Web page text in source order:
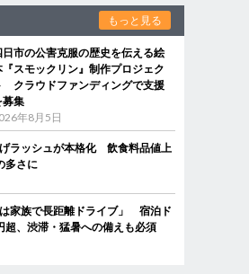
もっと見る
日市の公害克服の歴史を伝える絵
『スモックリン』制作プロジェク
クラウドファンディングで支援
募集
年8月5日
げラッシュが本格化 飲食料品値上
多さに
家族で長距離ドライブ」 宿泊ド
超、渋滞・猛暑への備えも必須